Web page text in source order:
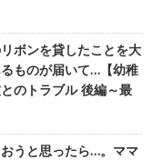
ボンを貸したことを大
ものが届いて…【幼稚
のトラブル 後編～最
うと思ったら…。ママ